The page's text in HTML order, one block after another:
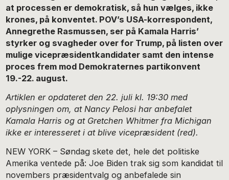
at processen er demokratisk, så hun vælges, ikke
krones, på konventet. POV’s USA-korrespondent,
Annegrethe Rasmussen, ser på Kamala Harris’
styrker og svagheder over for Trump, på listen over
mulige vicepræsidentkandidater samt den intense
proces frem mod Demokraternes partikonvent
19.-22. august.
Artiklen er opdateret den 22. juli kl. 19:30 med
oplysningen om, at Nancy Pelosi har anbefalet
Kamala Harris og at Gretchen Whitmer fra Michigan
ikke er interesseret i at blive vicepræsident (red).
NEW YORK – Søndag skete det, hele det politiske
Amerika ventede på: Joe Biden trak sig som kandidat til
novembers præsidentvalg og anbefalede sin